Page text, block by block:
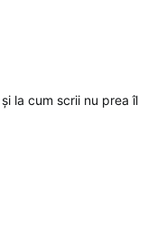
la cum scrii nu prea îl